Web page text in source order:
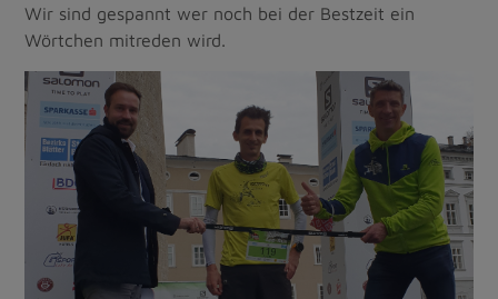
Wir sind gespannt wer noch bei der Bestzeit ein
Wörtchen mitreden wird.